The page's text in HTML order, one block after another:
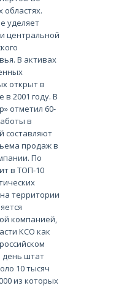
областях.
уделяет
центральной
В активах
открыт в
в 2001 году. В
отметил 60-
в
составляют
продаж в
По
в ТОП-10
территории
компанией,
КСО как
день штат
10 тысяч
из которых